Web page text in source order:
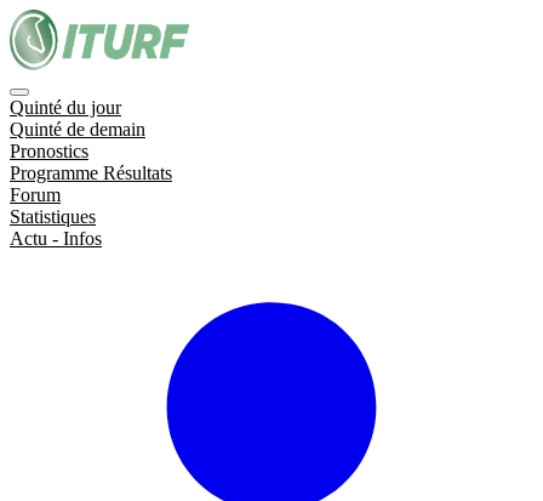
Quinté du jour
Quinté de demain
Pronostics
Programme Résultats
Forum
Statistiques
Actu - Infos